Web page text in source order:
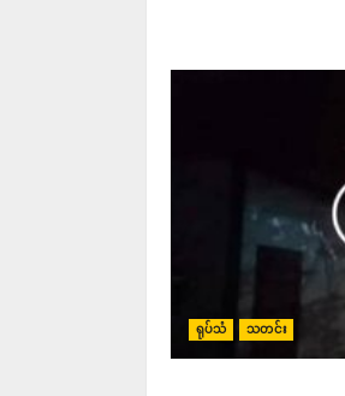
ရုပ်သံ သတင်း